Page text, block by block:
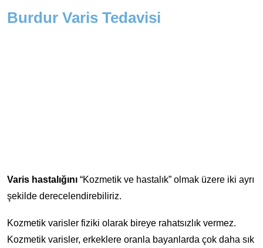
Burdur Varis Tedavisi
Varis hastalığını “Kozmetik ve hastalık” olmak üzere iki ayrı
şekilde derecelendirebiliriz.
Kozmetik varisler fiziki olarak bireye rahatsızlık vermez.
Kozmetik varisler, erkeklere oranla bayanlarda çok daha sık